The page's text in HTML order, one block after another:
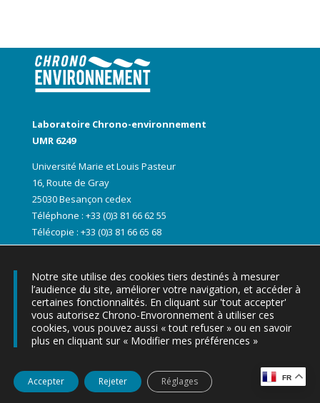
Laboratoire Chrono-environnement
UMR 6249
Université Marie et Louis Pasteur
16, Route de Gray
25030 Besançon cedex
Téléphone : +33 (0)3 81 66 62 55
Télécopie : +33 (0)3 81 66 65 68
Tous droits réservés chrono-environnement |
Mentions légales |
Plan du site| …
FR
Notre site utilise des cookies tiers destinés à mesurer
l’audience du site, améliorer votre navigation, et accéder à
certaines fonctionnalités. En cliquant sur 'tout accepter'
vous autorisez Chrono-Envoronnement à utiliser ces
cookies, vous pouvez aussi « tout refuser » ou en savoir
plus en cliquant sur « Modifier mes préférences »
Accepter Rejeter Réglages